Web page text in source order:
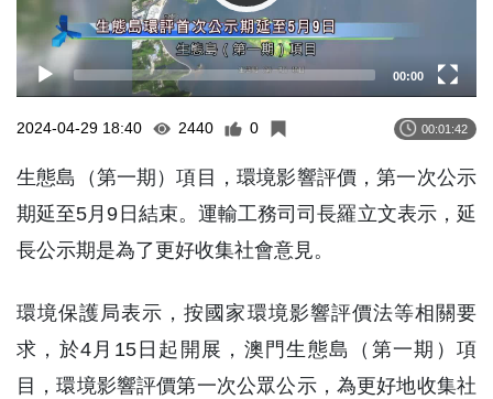
00:00
2024-04-29 18:40 2440 0 00:01:42
生態島（第一期）項目，環境影響評價，第一次公示
期延至5月9日結束。運輸工務司司長羅立文表示，延
長公示期是為了更好收集社會意見。
環境保護局表示，按國家環境影響評價法等相關要
求，於4月15日起開展，澳門生態島（第一期）項
目，環境影響評價第一次公眾公示，為更好地收集社